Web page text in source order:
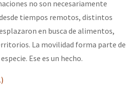
no son necesariamente
tiempos remotos, distintos
en busca de alimentos,
La movilidad forma parte de
Ese es un hecho.